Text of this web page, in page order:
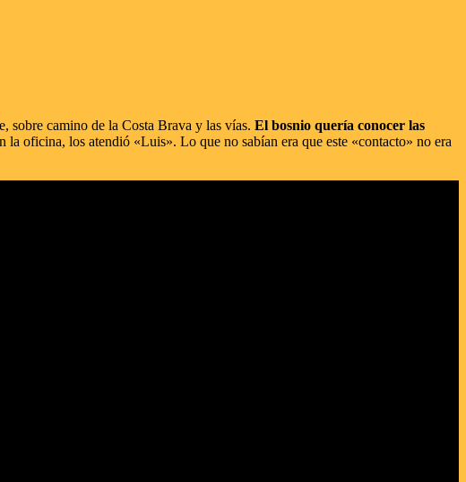
sobre camino de la Costa Brava y las vías. El bosnio quería conocer las
la oficina, los atendió «Luis». Lo que no sabían era que este «contacto» no era